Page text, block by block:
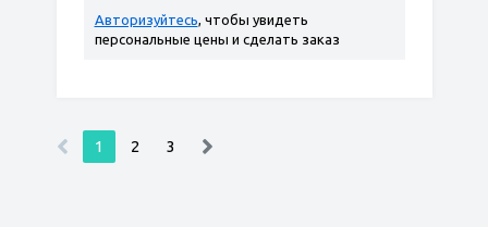
Авторизуйтесь, чтобы увидеть
персональные цены и сделать заказ
1 2 3